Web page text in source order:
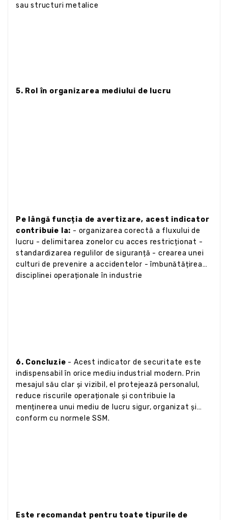
sau structuri metalice
5. Rol în organizarea mediului de lucru
Pe lângă funcția de avertizare, acest indicator
contribuie la: - organizarea corectă a fluxului de
lucru - delimitarea zonelor cu acces restricționat -
standardizarea regulilor de siguranță - crearea unei
culturi de prevenire a accidentelor - îmbunătățirea
disciplinei operaționale în industrie
6. Concluzie - Acest indicator de securitate este
indispensabil în orice mediu industrial modern. Prin
mesajul său clar și vizibil, el protejează personalul,
reduce riscurile operaționale și contribuie la
menținerea unui mediu de lucru sigur, organizat și
conform cu normele SSM.
Este recomandat pentru toate tipurile de